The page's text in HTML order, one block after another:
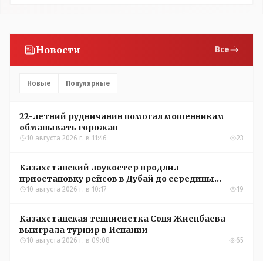
Новости Все
Новые Популярные
22-летний рудничанин помогал мошенникам
обманывать горожан
10 августа 2026 г. в 11:46 23
Казахстанский лоукостер продлил
приостановку рейсов в Дубай до середины
сентября
10 августа 2026 г. в 10:17 19
Казахстанская теннисистка Соня Жиенбаева
выиграла турнир в Испании
10 августа 2026 г. в 09:08 65